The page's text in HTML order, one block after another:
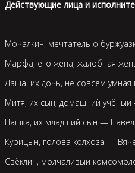
Действующие лица и
Мочалкин, мечтатель о
Марфа, его жена, жалобная
Даша, их дочь, не совсем
Митя, их сын, домашний
Пашка, их младший сын — Павел
Курицын, голова колхоза —
Свёклин, молчаливый